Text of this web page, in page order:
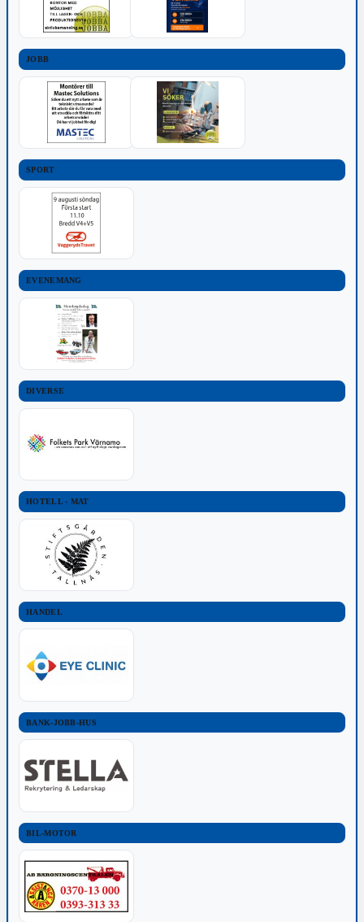
JOBB
SPORT
EVENEMANG
DIVERSE
HOTELL - MAT
HANDEL
BANK-JOBB-HUS
BIL-MOTOR